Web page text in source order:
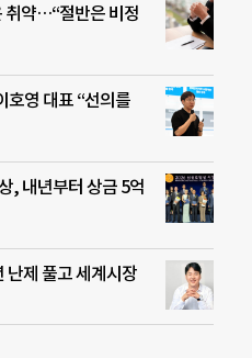
취약…“절반은 비정
호영 대표 “선의를
, 내년부터 상금 5억
난제 풀고 세계시장